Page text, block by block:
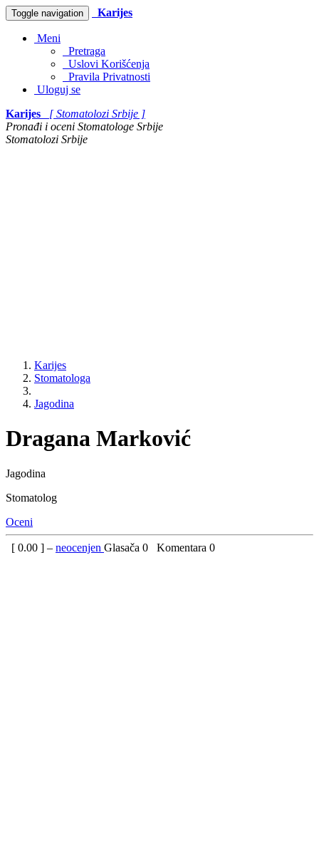
Toggle navigation Karijes
Meni
Pretraga
Uslovi Korišćenja
Pravila Privatnosti
Uloguj se
Karijes
[ Stomatolozi Srbije ]
Pronađi i oceni Stomatologe Srbije
Stomatolozi Srbije
Karijes
Stomatologa
Jagodina
Dragana Marković
Jagodina
Stomatolog
Oceni
[ 0.00 ] – neocenjen Glasača 0 Komentara 0